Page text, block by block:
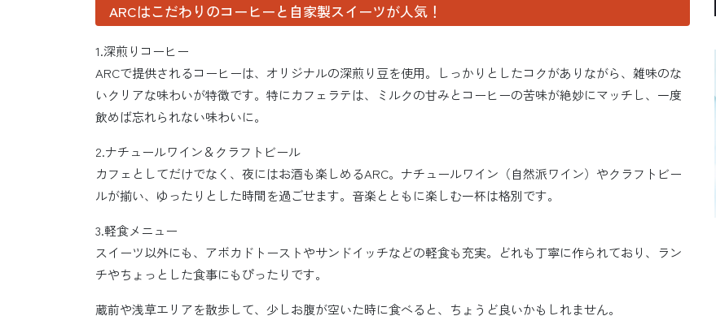
ARCはこだわりのコーヒーと自家製スイーツが人気！
1.深煎りコーヒー
ARCで提供されるコーヒーは、オリジナルの深煎り豆を使用。しっかりとしたコクがありながら、雑味のな
いクリアな味わいが特徴です。特にカフェラテは、ミルクの甘みとコーヒーの苦味が絶妙にマッチし、一度
飲めば忘れられない味わいに。
2.ナチュールワイン＆クラフトビール
カフェとしてだけでなく、夜にはお酒も楽しめるARC。ナチュールワイン（自然派ワイン）やクラフトビー
ルが揃い、ゆったりとした時間を過ごせます。音楽とともに楽しむ一杯は格別です。
3.軽食メニュー
スイーツ以外にも、アボカドトーストやサンドイッチなどの軽食も充実。どれも丁寧に作られており、ラン
チやちょっとした食事にもぴったりです。
蔵前や浅草エリアを散歩して、少しお腹が空いた時に食べると、ちょうど良いかもしれません。